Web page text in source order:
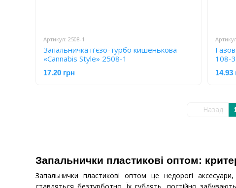
Запальнички пластикові оптом:
Запальнички пластикові оптом це недорогі
Артикул: 2508-1
Запальничка п'єзо-турбо кишенькова
«Cannabis Style» 2508-1
17.20 грн
108-3
14.93
Назад